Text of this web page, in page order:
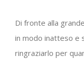
Di fronte alla
in modo inatteso e
ringraziarlo per